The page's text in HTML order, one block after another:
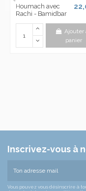
Houmach avec
Rachi - Bamidbar
Ajouter
panier
Inscrivez-vous à
Vous pouvez vous désinscrire à